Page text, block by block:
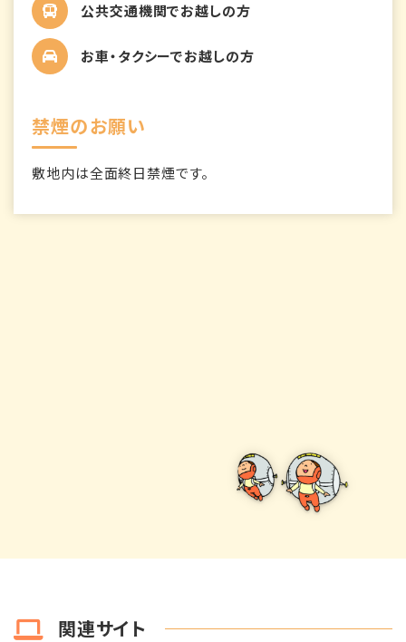
公共交通機関でお越しの方
お車・タクシーでお越しの方
禁煙のお願い
敷地内は全面終日禁煙です。
関連サイト